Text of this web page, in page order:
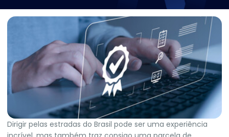
Dirigir pelas estradas do Brasil pode ser uma experiência